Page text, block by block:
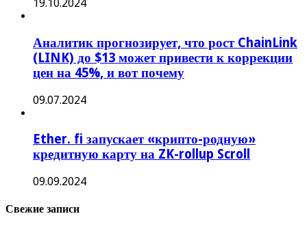
19.10.2024
Аналитик прогнозирует, что рост ChainLink
(LINK) до $13 может привести к коррекции
цен на 45%, и вот почему
09.07.2024
Ether. fi запускает «крипто-родную»
кредитную карту на ZK-rollup Scroll
09.09.2024
Свежие записи